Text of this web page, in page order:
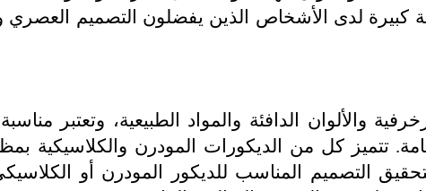
كبيرة لدى الأشخاص الذين يفضلون التصميم العصري
والألوان الدافئة والمواد الطبيعية، وتعتبر
تتميز كل من الديكورات المودرن والكلاسيكية
التصميم المناسب للديكور المودرن أو